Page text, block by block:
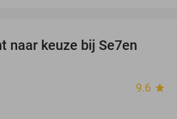
41%
naar keuze bij Se7en
9.6 star